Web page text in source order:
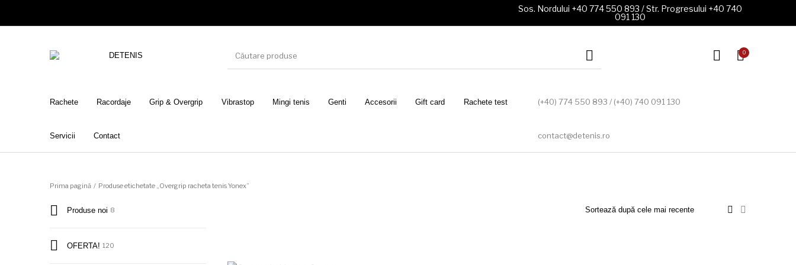
Sos. Nordului +40 774 550 893 / Str. Progresului +40 740
091 130
0
Rachete Racordaje Grip & Overgrip Vibrastop Mingi tenis Genti Accesorii Gift card Rachete test
Servicii Contact
(+40) 774 550 893 / (+40) 740 091 130
contact@detenis.ro
Prima pagină / Produse etichetate „Overgrip racheta tenis Yonex”
Produse noi 8
OFERTA! 120